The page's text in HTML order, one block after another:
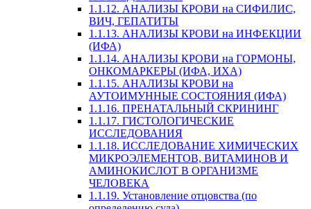
1.1.12. АНАЛИЗЫ КРОВИ на СИФИЛИС,
ВИЧ, ГЕПАТИТЫ
1.1.13. АНАЛИЗЫ КРОВИ на ИНФЕКЦИИ
(ИФА)
1.1.14. АНАЛИЗЫ КРОВИ на ГОРМОНЫ,
ОНКОМАРКЕРЫ (ИФА, ИХА)
1.1.15. АНАЛИЗЫ КРОВИ на
АУТОИМУННЫЕ СОСТОЯНИЯ (ИФА)
1.1.16. ПРЕНАТАЛЬНЫЙ СКРИНИНГ
1.1.17. ГИСТОЛОГИЧЕСКИЕ
ИССЛЕДОВАНИЯ
1.1.18. ИССЛЕДОВАНИЕ ХИМИЧЕСКИХ
МИКРОЭЛЕМЕНТОВ, ВИТАМИНОВ И
АМИНОКИСЛОТ В ОРГАНИЗМЕ
ЧЕЛОВЕКА
1.1.19. Установление отцовства (по